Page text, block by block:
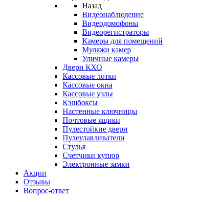
Назад
Видеонаблюдение
Видеодомофоны
Видеорегистраторы
Камеры для помещений
Муляжи камер
Уличные камеры
Двери КХО
Кассовые лотки
Кассовые окна
Кассовые узлы
Кэшбоксы
Настенные ключницы
Почтовые ящики
Пулестойкие двери
Пулеулавливатели
Стулья
Счетчики купюр
Электронные замки
Акции
Отзывы
Вопрос-ответ